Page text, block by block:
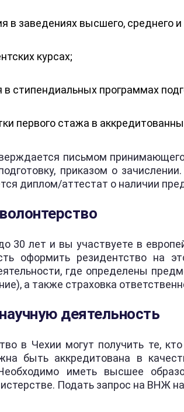
в заведениях высшего, среднего
курсах;
в стипендиальных программах
первого стажа в
письмом
приказом о
диплом/аттестат о наличии
30 лет и вы участвуете в
оформить резидентство на
где определены
а также страховка
деятельность
в Чехии могут получить те,
быть аккредитована в
иметь высшее
Подать запрос на ВНЖ